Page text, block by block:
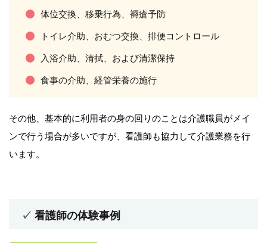
体位交換、移乗行為、褥瘡予防
トイレ介助、おむつ交換、排便コントロール
入浴介助、清拭、および清潔保持
食事の介助、経管栄養の施行
その他、基本的に利用者の身の回りのことは介護職員がメイ
ンで行う場合が多いですが、看護師も協力して介護業務を行
います。
看護師の体験事例